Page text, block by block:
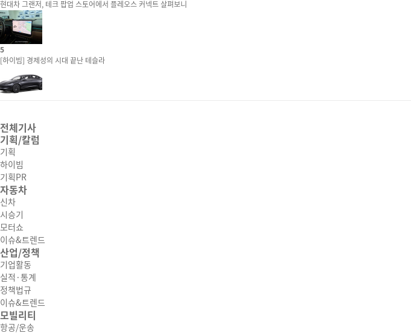
현대차 그랜저, 테크 팝업 스토어에서 플레오스 커넥트 살펴보니
5
[하이빔] 경제성의 시대 끝난 테슬라
전체기사
기획/칼럼
기획
하이빔
기획PR
자동차
신차
시승기
모터쇼
이슈&트렌드
산업/정책
기업활동
실적·통계
정책법규
이슈&트렌드
모빌리티
항공/운송